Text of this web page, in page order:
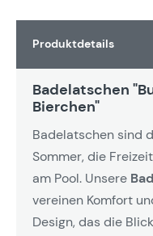
Produktdetails
Badelatschen
Bierchen"
Badelatschen sind
Sommer, die
am Pool. Unsere
vereinen Komfort
Design, das die